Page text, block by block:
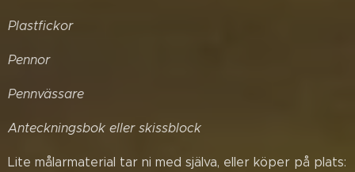
Plastfickor
Pennor
Pennvässare
Anteckningsbok eller skissblock
Lite målarmaterial tar ni med själva, eller köper på plats: